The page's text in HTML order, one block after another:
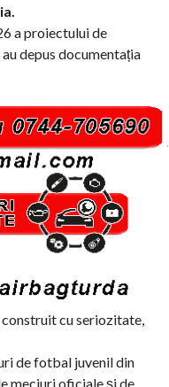
a proiectului de
depus documentația
cu seriozitate,
de fotbal juvenil din
meciuri oficiale și de